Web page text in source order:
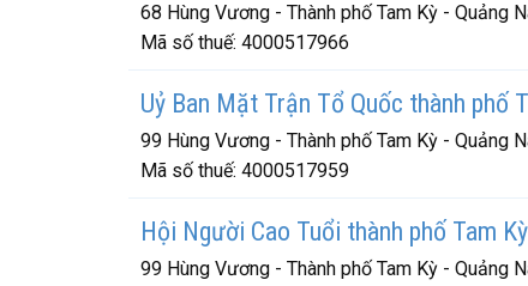
68 Hùng Vương - Thành phố Tam Kỳ - Quảng
Mã số thuế: 4000517966
Uỷ Ban Mặt Trận Tổ Quốc thành phố
99 Hùng Vương - Thành phố Tam Kỳ - Quảng
Mã số thuế: 4000517959
Hội Người Cao Tuổi thành phố Tam Kỳ
99 Hùng Vương - Thành phố Tam Kỳ - Quảng